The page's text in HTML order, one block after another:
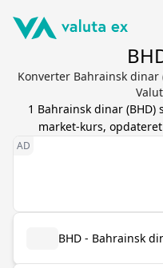
Konverter Bahrainsk dinar
1 Bahrainsk dinar (BHD)
market-kurs, opdateret
BHD - Bahrainsk